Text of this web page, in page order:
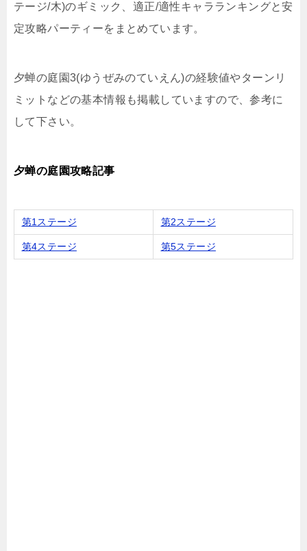
テージ/木)のギミック、適正/適性キャラランキングと安
定攻略パーティーをまとめています。
夕蝉の庭園3(ゆうぜみのていえん)の経験値やターンリ
ミットなどの基本情報も掲載していますので、参考に
して下さい。
夕蝉の庭園攻略記事
第1ステージ 第2ステージ
第4ステージ 第5ステージ